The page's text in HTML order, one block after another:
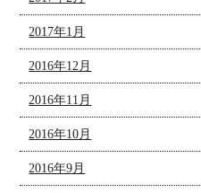
2017年1月
2016年12月
2016年11月
2016年10月
2016年9月